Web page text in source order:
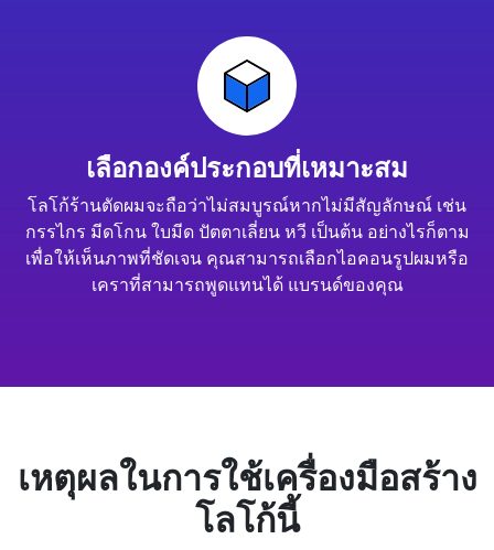
เลือกองค์ประกอบที่เหมาะสม
โลโก้ร้านตัดผมจะถือว่าไม่สมบูรณ์หากไม่มีสัญลักษณ์ เช่น
กรรไกร มีดโกน ใบมีด ปัตตาเลี่ยน หวี เป็นต้น อย่างไรก็ตาม
เพื่อให้เห็นภาพที่ชัดเจน คุณสามารถเลือกไอคอนรูปผมหรือ
เคราที่สามารถพูดแทนได้ แบรนด์ของคุณ
เหตุผลในการใช้เครื่องมือสร้าง
โลโก้นี้